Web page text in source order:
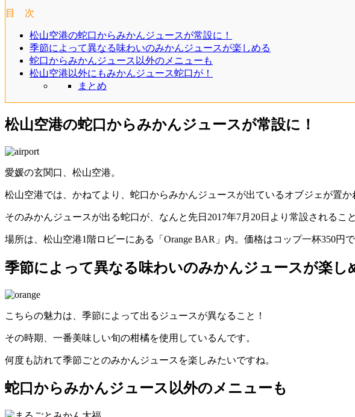
目 次
松山空港の蛇口からみかんジュースが常設に！
季節によって異なる味わいのみかんジュースが楽しめる
蛇口からみかんジュース以外のメニューも
松山空港以外にもみかんジュース蛇口が！
まとめ
松山空港の蛇口からみかんジュースが常設に！
愛媛の玄関口、松山空港。
松山空港では、かねてより、蛇口からみかんジュースが出ているオブジェが置
そのみかんジュースが出る蛇口が、なんと先日2017年7月20日より常設されるこ
場所は、松山空港1階ロビーにある「Orange BAR」内。価格はコップ一杯350円で
季節によって異なる味わいのみかんジュースが楽し
こちらの魅力は、季節によって出るジュースが異なること！
その時期、一番美味しい旬の柑橘を使用しているんです。
何度も訪れて季節ごとのみかんジュースを楽しみたいですね。
蛇口からみかんジュース以外のメニューも